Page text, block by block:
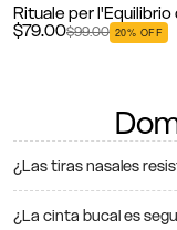
de melatonin...
Nuovo
$79.00$99.00 20% OFF
¿Las tiras nasales
¿La cinta bucal es